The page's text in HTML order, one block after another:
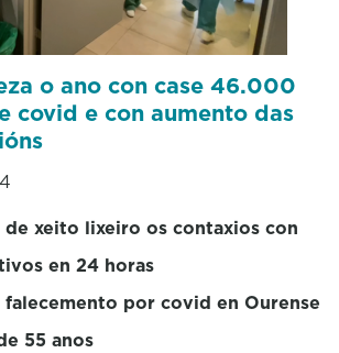
o ano con case 46.000
covid e con aumento das
de xeito lixeiro os contaxios con
en 24 horas
por covid en Ourense
55 anos